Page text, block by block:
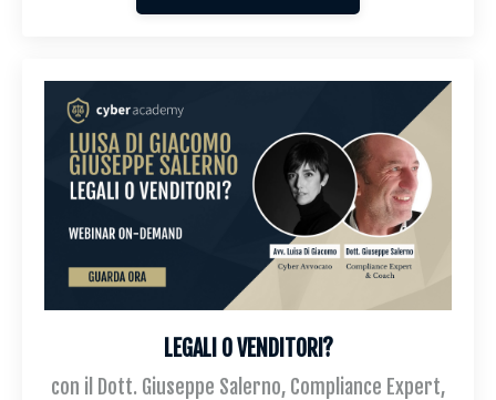
LEGALI O VENDITORI?
con il Dott. Giuseppe Salerno, Compliance Expert,